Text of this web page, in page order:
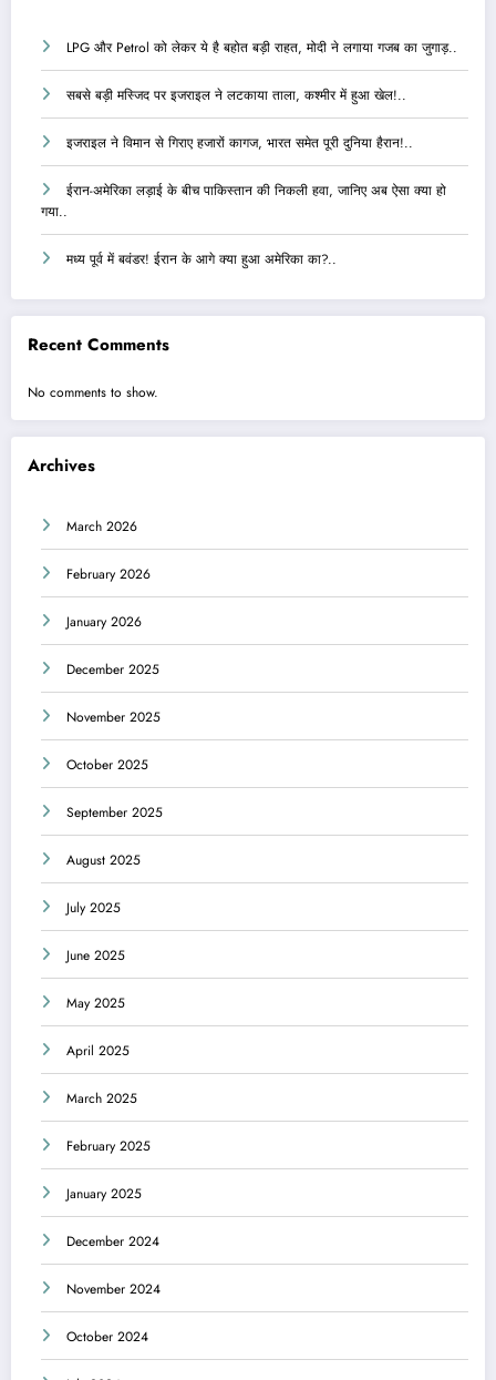
LPG और Petrol को लेकर ये है बहोत बड़ी राहत, मोदी ने लगाया गजब का जुगाड़..
सबसे बड़ी मस्जिद पर इजराइल ने लटकाया ताला, कश्मीर में हुआ खेल!..
इजराइल ने विमान से गिराए हजारों कागज, भारत समेत पूरी दुनिया हैरान!..
ईरान-अमेरिका लड़ाई के बीच पाकिस्तान की निकली हवा, जानिए अब ऐसा क्या हो
गया..
मध्य पूर्व में बवंडर! ईरान के आगे क्या हुआ अमेरिका का?..
Recent Comments
No comments to show.
Archives
March 2026
February 2026
January 2026
December 2025
November 2025
October 2025
September 2025
August 2025
July 2025
June 2025
May 2025
April 2025
March 2025
February 2025
January 2025
December 2024
November 2024
October 2024